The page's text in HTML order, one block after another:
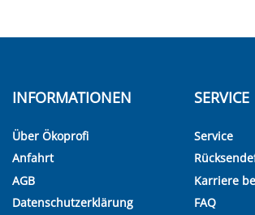
INFORMATIONEN
Über Ökoprofi
Anfahrt
AGB
Datenschutzerklärung
SERVICE
Service
Karriere
FAQ